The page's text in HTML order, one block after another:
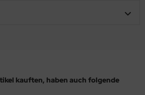
kauften, haben auch folgende